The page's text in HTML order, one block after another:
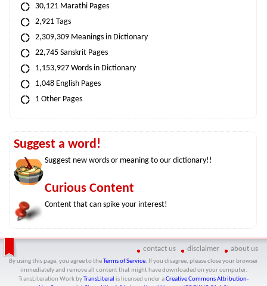
30,121 Marathi Pages
2,921 Tags
2,309,309 Meanings in Dictionary
22,745 Sanskrit Pages
1,153,927 Words in Dictionary
1,048 English Pages
1 Other Pages
Suggest a word!
Suggest new words or meaning to our dictionary!!
Curious Content
Content that can spike your interest!
contact us disclaimer about us
By using this page, you agree to the Terms of Service. If you disagree, please close your browser
immediately and remove all content that might have downloaded on your computer.
TransLiteration Workby TransLiteral is licensed under aCreative Commons Attribution-